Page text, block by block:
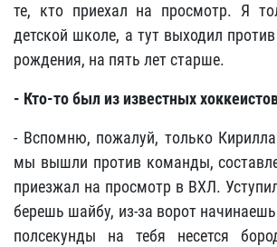
те, кто приехал на просмотр. Я
детской школе, а тут выходил
рождения, на пять лет старше.
- Кто-то был из известных
- Вспомню, пожалуй, только
мы вышли против команды,
приезжал на просмотр в ВХЛ.
берешь шайбу, из-за ворот начинаешь
полсекунды на тебя несется